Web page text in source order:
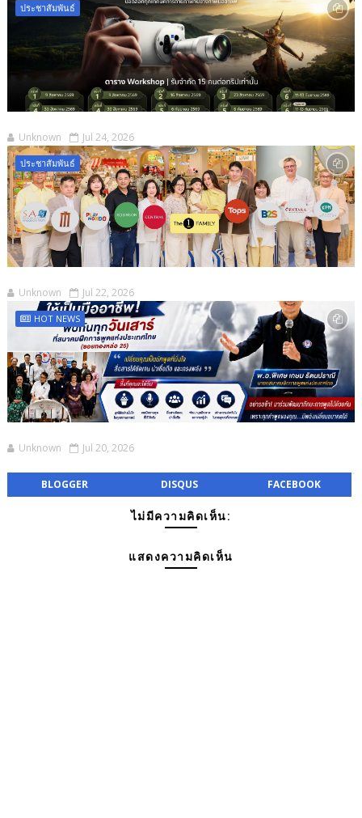
ประชาสัมพันธ์
Unknown Jul 24, 2026
ประชาสัมพันธ์
Unknown Jul 22, 2026
HOT NEWS
Unknown Jul 20, 2026
BLOGGER DISQUS FACEBOOK
ไม่มีความคิดเห็น:
แสดงความคิดเห็น